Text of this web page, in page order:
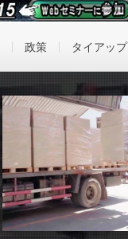
政策 タイアップ